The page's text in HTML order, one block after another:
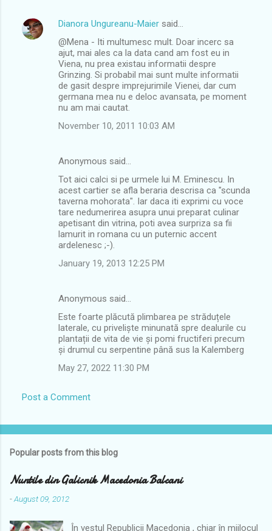
Dianora Ungureanu-Maier said…
@Mena - Iti multumesc mult. Doar incerc sa
ajut, mai ales ca la data cand am fost eu in
Viena, nu prea existau informatii despre
Grinzing. Si probabil mai sunt multe informatii
de gasit despre imprejurimile Vienei, dar cum
germana mea nu e deloc avansata, pe moment
nu am mai cautat.
November 10, 2011 10:03 AM
Anonymous said…
Tot aici calci si pe urmele lui M. Eminescu. In
acest cartier se afla beraria descrisa ca "scunda
taverna mohorata". Iar daca iti exprimi cu voce
tare nedumerirea asupra unui preparat culinar
apetisant din vitrina, poti avea surpriza sa fii
lamurit in romana cu un puternic accent
ardelenesc ;-).
January 19, 2013 12:25 PM
Anonymous said…
Este foarte plăcută plimbarea pe străduțele
laterale, cu priveliște minunată spre dealurile cu
plantații de vita de vie și pomi fructiferi precum
și drumul cu serpentine până sus la Kalemberg
May 27, 2022 11:30 PM
Post a Comment
Popular posts from this blog
Nuntile din Galicnik Macedonia Balcani
-August 09, 2012
În vestul Republicii Macedonia , chiar în mijlocul